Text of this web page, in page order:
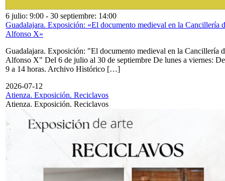
6 julio: 9:00 - 30 septiembre: 14:00
Guadalajara. Exposición: «El documento medieval en la Cancillería
Alfonso X»
Guadalajara. Exposición: "El documento medieval en la Cancillería
Alfonso X" Del 6 de julio al 30 de septiembre De lunes a viernes: De
9 a 14 horas. Archivo Histórico […]
2026-07-12
Atienza. Exposición. Reciclavos
Atienza. Exposición. Reciclavos